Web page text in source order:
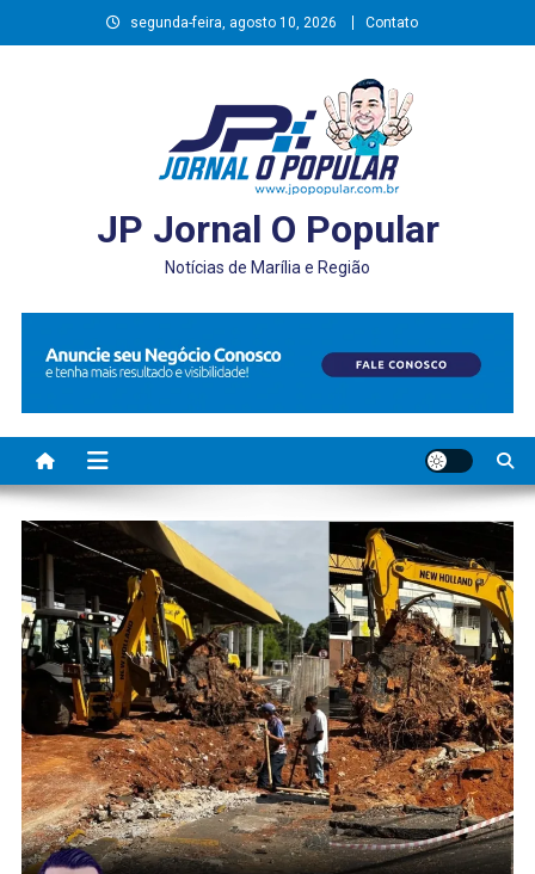
to
segunda-feira, agosto 10, 2026 Contato
JP Jornal O Popular
Notícias de Marília e Região